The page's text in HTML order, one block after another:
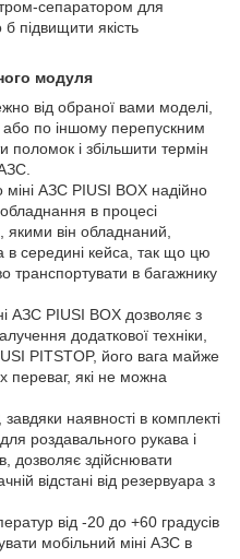
сепаратором для
підвищити якість
модуля
від обраної вами моделі,
по іншому перепускним
і збільшити термін
міні АЗС PIUSI BOX надійно
в процесі
він обладнаний,
в середині кейса, так що цю
транспортувати в багажнику
АЗС PIUSI BOX дозволяє з
додаткової техніки,
PITSTOP, його вага майже
переваг, які не можна
наявності в комплекті
роздавального рукава і
дозволяє здійснювати
відстані від резервуара з
від -20 до +60 градусів
мобільний міні АЗС в